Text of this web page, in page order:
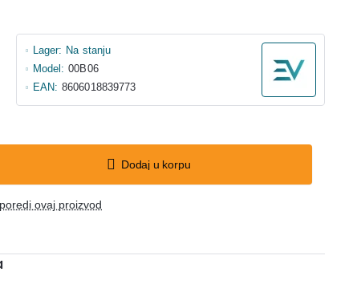
Lager: Na stanju
Model: 00B06
EAN: 8606018839773
Dodaj u korpu
ovaj proizvod